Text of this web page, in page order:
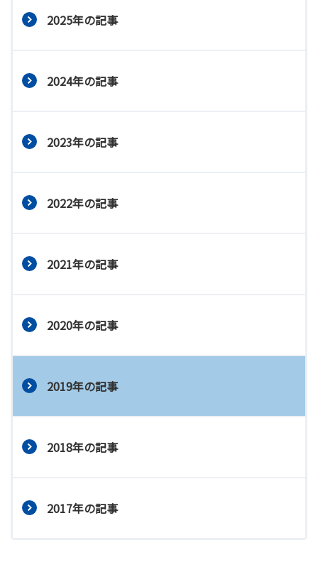
2025年の記事
2024年の記事
2023年の記事
2022年の記事
2021年の記事
2020年の記事
2019年の記事
2018年の記事
2017年の記事